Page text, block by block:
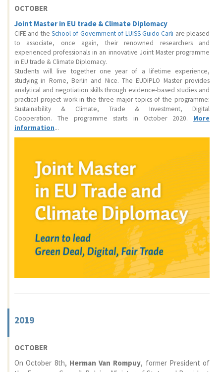
OCTOBER
Joint Master in EU trade & Climate Diplomacy
CIFE and theSchool of Government of LUISS Guido Carli are pleased
to associate, once again, their renowned researchers and
experienced professionals in an innovative Joint Master programme
in EU trade & Climate Diplomacy.
Students will live together one year of a lifetime experience,
studying in Rome, Berlin and Nice. The EUDIPLO Master provides
analytical and negotiation skills through evidence-based studies and
practical project work in the three major topics of the programme:
Sustainability & Climate, Trade & Investment, Digital
Cooperation. The programme starts in October 2020. More
information...
2019
OCTOBER
On October 8th, Herman Van Rompuy, former President of